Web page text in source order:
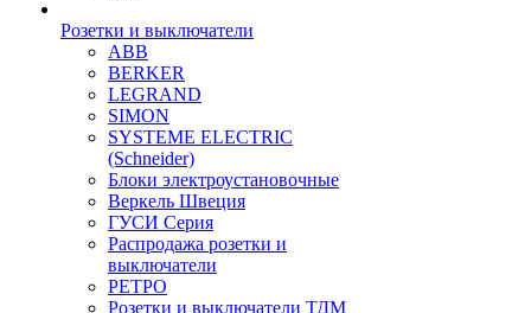
Розетки и выключатели
ABB
BERKER
LEGRAND
SIMON
SYSTEME ELECTRIC
(Schneider)
Блоки электроустановочные
Веркель Швеция
ГУСИ Серия
Распродажа розетки и
выключатели
РЕТРО
Розетки и выключатели ТДМ